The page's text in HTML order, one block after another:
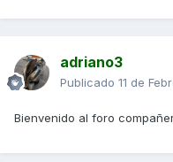
adriano3
Publicado 11 de
Bienvenido al foro